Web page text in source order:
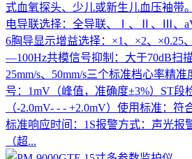
式血氧探头、少儿或新生儿血压袖带
电导联选择：全导联、Ⅰ、Ⅱ、Ⅲ、
6胸导显示增益选择：×1、×2、×0.25
—100Hz共模信号抑制：大于70dB扫描
25mm/s、50mm/s三个标准档心率精
号：1mV（峰值，准确度±3%）ST段
（-2.0mV- - - +2.0mV）使用标准：符
标准响应时间：1S报警方式：声光报
（超...